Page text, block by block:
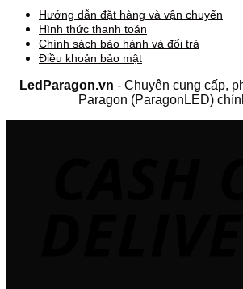
Hướng dẫn đặt hàng và vận chuyển
Hình thức thanh toán
Chính sách bảo hành và đổi trả
Điều khoản bảo mật
LedParagon.vn - Chuyên cung cấp,
Paragon (ParagonLED)